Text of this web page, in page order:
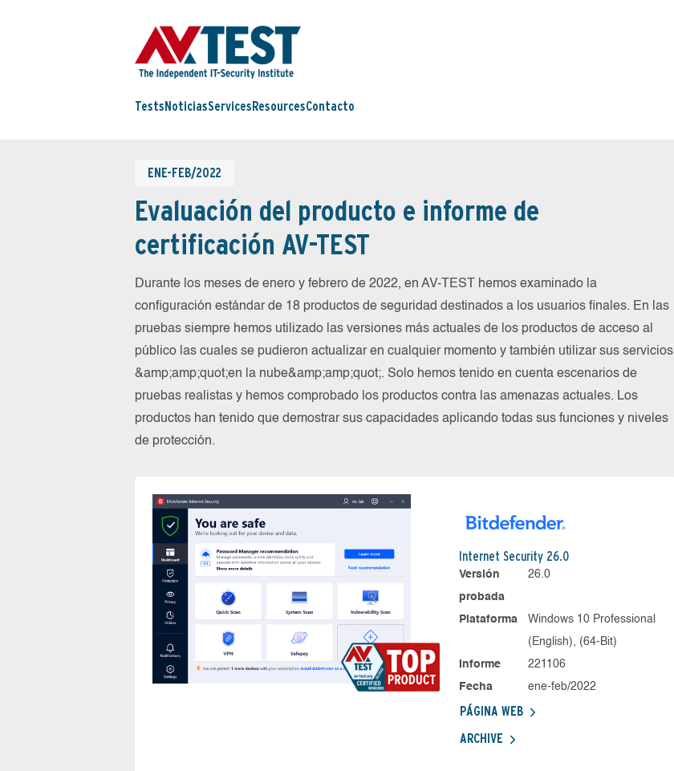
Tests NoticiasServices ResourcesContacto
ENE-FEB/2022
Evaluación del producto e informe de
certificación AV-TEST
Durante los meses de enero y febrero de 2022, en AV-TEST hemos examinado la
configuración estándar de 18 productos de seguridad destinados a los usuarios finales. En las
pruebas siempre hemos utilizado las versiones más actuales de los productos de acceso al
público las cuales se pudieron actualizar en cualquier momento y también utilizar sus servicios
&amp;amp;quot;en la nube&amp;amp;quot;. Solo hemos tenido en cuenta escenarios de
pruebas realistas y hemos comprobado los productos contra las amenazas actuales. Los
productos han tenido que demostrar sus capacidades aplicando todas sus funciones y niveles
de protección.
Internet Security 26.0
Versión
probada
26.0
Plataforma
Windows 10 Professional
(English), (64-Bit)
Informe
221106
Fecha
ene-feb/2022
PÁGINA WEB
ARCHIVE